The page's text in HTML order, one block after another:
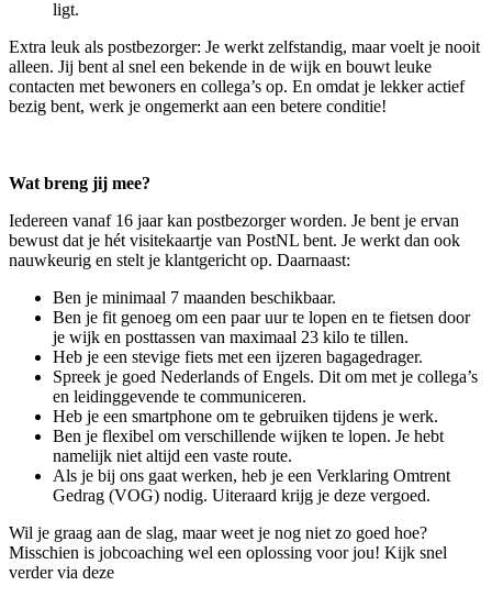
ligt.
Extra leuk als postbezorger: Je werkt zelfstandig, maar voelt je nooit
alleen. Jij bent al snel een bekende in de wijk en bouwt leuke
contacten met bewoners en collega’s op. En omdat je lekker actief
bezig bent, werk je ongemerkt aan een betere conditie!
Wat breng jij mee?
Iedereen vanaf 16 jaar kan postbezorger worden. Je bent je ervan
bewust dat je hét visitekaartje van PostNL bent. Je werkt dan ook
nauwkeurig en stelt je klantgericht op. Daarnaast:
Ben je minimaal 7 maanden beschikbaar.
Ben je fit genoeg om een paar uur te lopen en te fietsen door
je wijk en posttassen van maximaal 23 kilo te tillen.
Heb je een stevige fiets met een ijzeren bagagedrager.
Spreek je goed Nederlands of Engels. Dit om met je collega’s
en leidinggevende te communiceren.
Heb je een smartphone om te gebruiken tijdens je werk.
Ben je flexibel om verschillende wijken te lopen. Je hebt
namelijk niet altijd een vaste route.
Als je bij ons gaat werken, heb je een Verklaring Omtrent
Gedrag (VOG) nodig. Uiteraard krijg je deze vergoed.
Wil je graag aan de slag, maar weet je nog niet zo goed hoe?
Misschien is jobcoaching wel een oplossing voor jou! Kijk snel
verder via deze